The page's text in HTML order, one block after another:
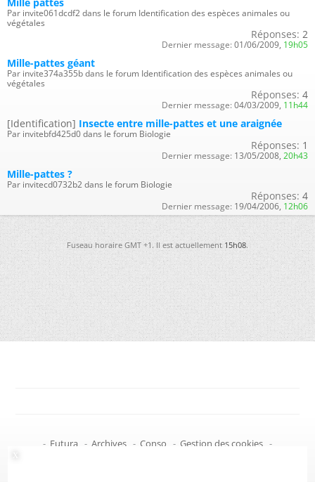
Par invite061dcdf2 dans le forum Identification des espèces animales ou
végétales
Réponses: 2
Dernier message: 01/06/2009, 19h05
Mille-pattes géant
Par invite374a355b dans le forum Identification des espèces animales ou
végétales
Réponses: 4
Dernier message: 04/03/2009, 11h44
[Identification] Insecte entre mille-pattes et une araignée
Par invitebfd425d0 dans le forum Biologie
Réponses: 1
Dernier message: 13/05/2008, 20h43
Mille-pattes ?
Par invitecd0732b2 dans le forum Biologie
Réponses: 4
Dernier message: 19/04/2006, 12h06
Fuseau horaire GMT +1. Il est actuellement15h08.
- Futura - Archives - Conso - Gestion des cookies -